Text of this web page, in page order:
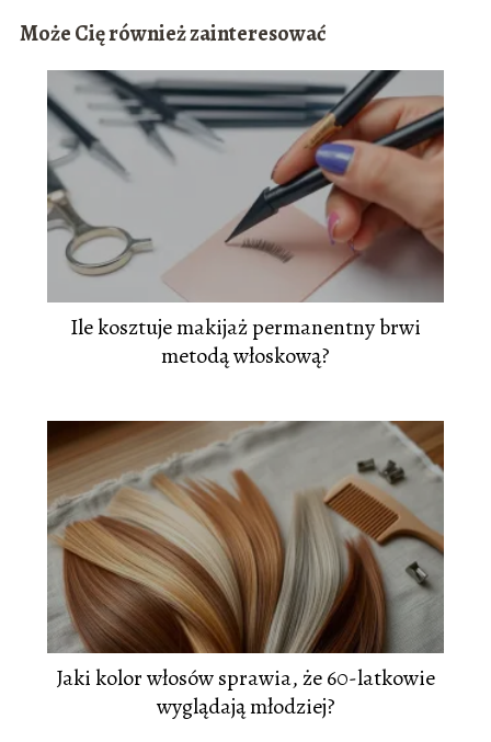
Może Cię również zainteresować
Ile kosztuje makijaż permanentny brwi
metodą włoskową?
Jaki kolor włosów sprawia, że 60-latkowie
wyglądają młodziej?